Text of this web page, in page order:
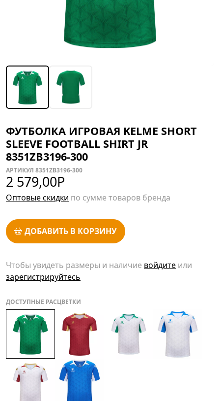
ФУТБОЛКА ИГРОВАЯ KELME SHORT
SLEEVE FOOTBALL SHIRT JR
8351ZB3196-300
АРТИКУЛ 8351ZB3196-300
2 579,00Р
Оптовые скидки по сумме товаров бренда
ДОБАВИТЬ В КОРЗИНУ
Чтобы увидеть размеры и наличие войдите или
зарегистрируйтесь
ДОСТУПНЫЕ РАСЦВЕТКИ